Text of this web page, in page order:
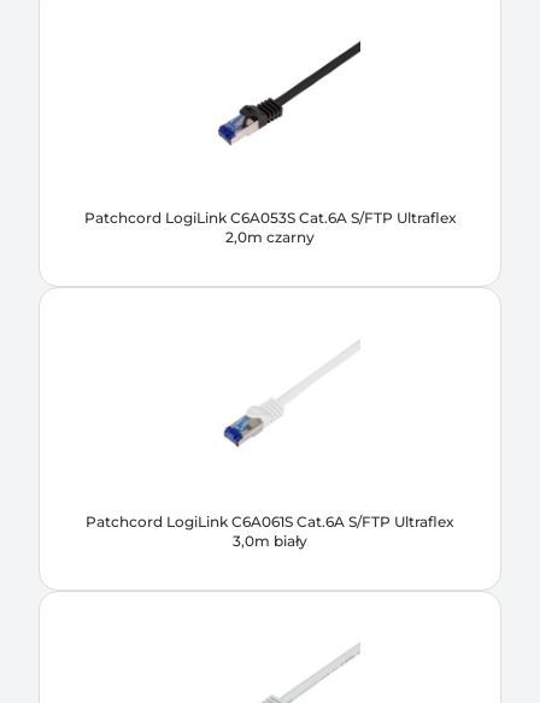
Patchcord LogiLink C6A053S Cat.6A S/FTP Ultraflex
2,0m czarny
Patchcord LogiLink C6A061S Cat.6A S/FTP Ultraflex
3,0m biały